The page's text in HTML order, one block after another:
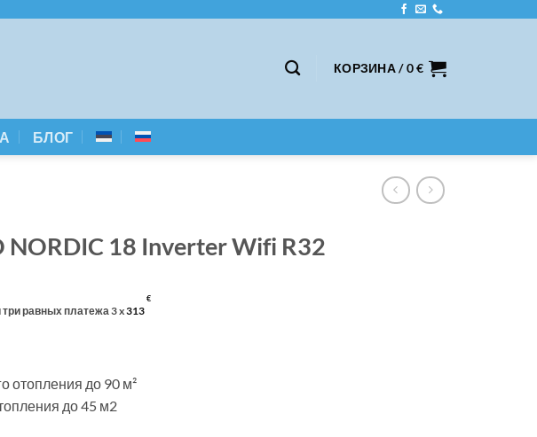
КОРЗИНА /0€
БЛОГ
NORDIC 18 Inverter Wifi R32
равных платежа 3 x313
€
отопления до 90 м²
до 45 м2